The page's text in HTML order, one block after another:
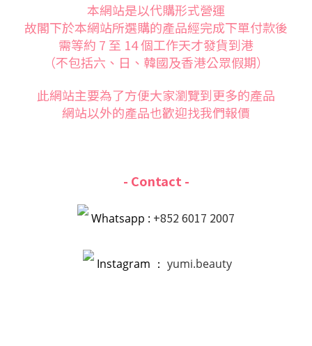
本網站是以代購形式營運
故閣下於本網站所選購的產品經完成下單付款後
需等約 7 至 14 個工作天才發貨到港
（不包括六、日、韓國及香港公眾假期）
此網站主要為了方便大家瀏覽到更多的產品
網站以外的產品也歡迎找我們報價
- Contact -
Whatsapp : +852 6017 2007
Instagram ： yumi.beauty